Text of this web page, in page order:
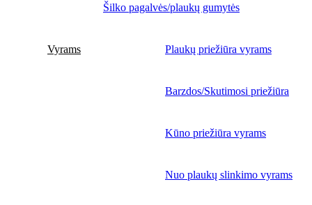
Šilko pagalvės/plaukų gumytės
Vyrams Plaukų priežiūra vyrams
Barzdos/Skutimosi priežiūra
Kūno priežiūra vyrams
Nuo plaukų slinkimo vyrams